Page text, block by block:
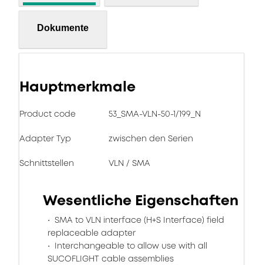
Dokumente
Hauptmerkmale
Product code 53_SMA-VLN-50-1/199_N
Adapter Typ zwischen den Serien
Schnittstellen VLN / SMA
Wesentliche Eigenschaften
SMA to VLN interface (H+S Interface) field
replaceable adapter
Interchangeable to allow use with all
SUCOFLIGHT cable assemblies